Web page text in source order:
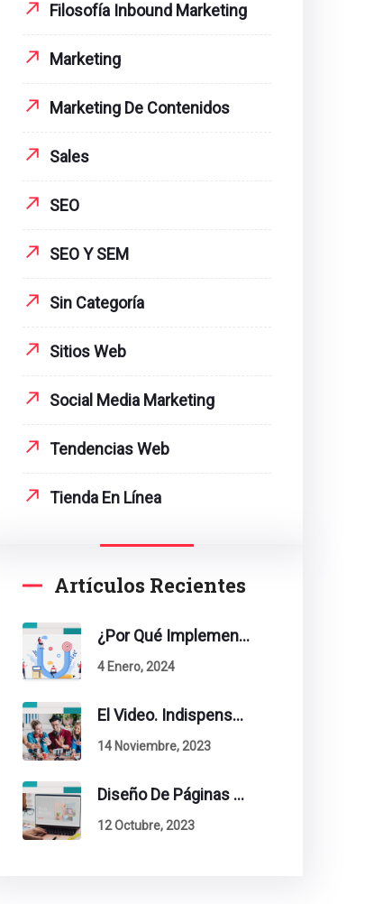
Filosofía Inbound Marketing
Marketing
Marketing De Contenidos
Sales
SEO
SEO Y SEM
Sin Categoría
Sitios Web
Social Media Marketing
Tendencias Web
Tienda En Línea
Artículos Recientes
¿Por Qué Implementar La Metodología Inbound Marketing En Tu Empresa?
4 Enero, 2024
El Video. Indispensable En Tu Estrategia De Contenidos.
14 Noviembre, 2023
Diseño De Páginas Web. Esto Debe Tener Un Sitio Exitoso.
12 Octubre, 2023